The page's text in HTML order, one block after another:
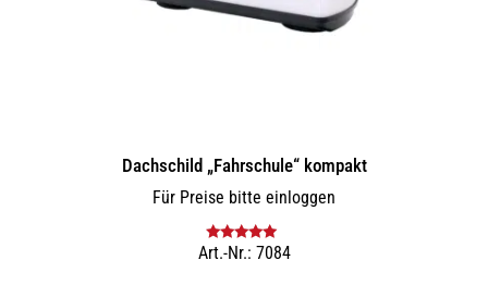
Dachschild „Fahrschule“ kompakt
Für Preise bitte einloggen
Bewertet mit
Art.-Nr.: 7084